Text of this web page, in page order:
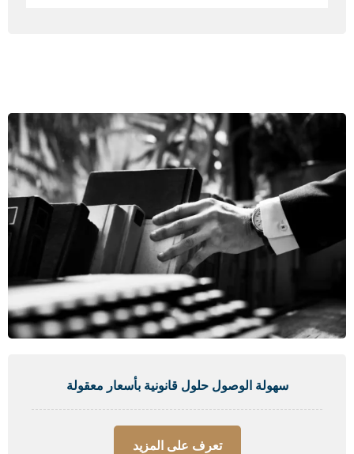
سهولة الوصول حلول قانونية بأسعار معقولة
تعرف على المزيد